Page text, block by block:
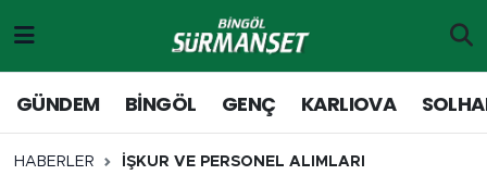
GÜNDEM BİNGÖL GENÇ KARLIOVA
HABERLER İŞKUR VE PERSONEL ALIMLARI
Genç
Merkez Hava Durumu